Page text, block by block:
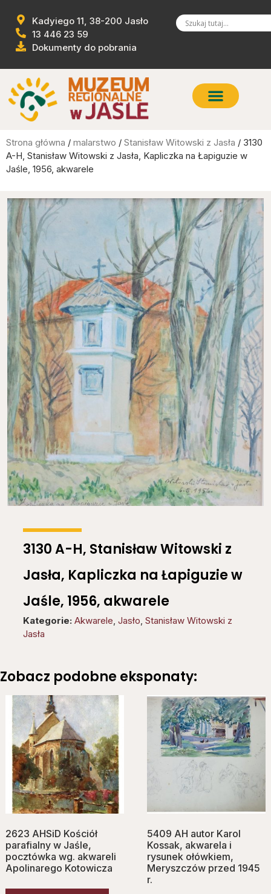
Kadyiego 11, 38-200 Jasło
13 446 23 59
Dokumenty do pobrania
Strona główna / malarstwo / Stanisław Witowski z Jasła / 3130
A-H, Stanisław Witowski z Jasła, Kapliczka na Łapiguzie w
Jaśle, 1956, akwarele
3130 A-H, Stanisław Witowski z
Jasła, Kapliczka na Łapiguzie w
Jaśle, 1956, akwarele
Kategorie: Akwarele Jasło Stanisław Witowski z
Jasła
Zobacz podobne eksponaty:
2623 AHSiD Kościół
parafialny w Jaśle,
pocztówka wg. akwareli
Apolinarego Kotowicza
5409 AH autor Karol
Kossak, akwarela i
rysunek ołówkiem,
Meryszczów przed 1945
r.